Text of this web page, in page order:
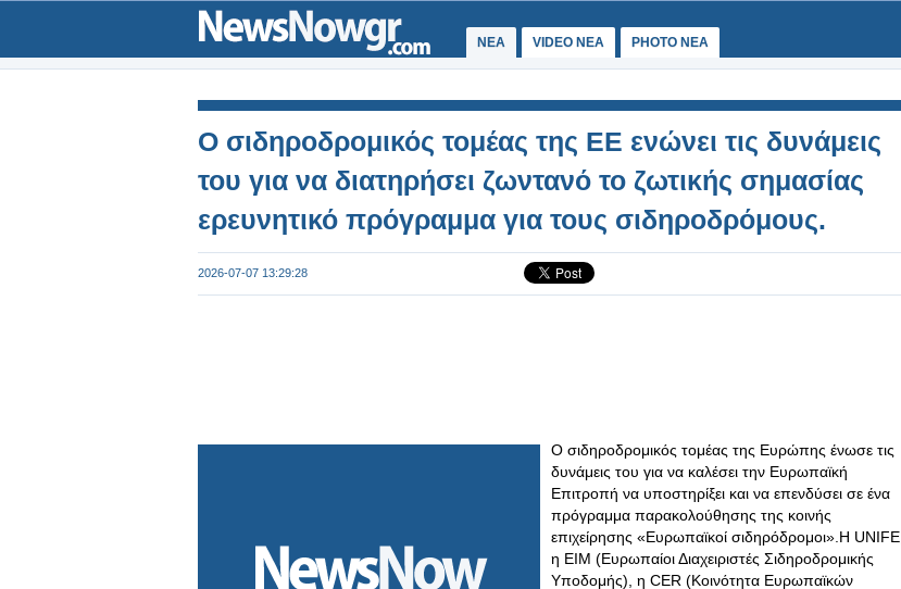
ΝΕΑ VIDEO NEA PHOTO NEA
Ο σιδηροδρομικός τομέας της ΕΕ ενώνει τις δυνάμεις
του για να διατηρήσει ζωντανό το ζωτικής σημασίας
ερευνητικό πρόγραμμα για τους σιδηροδρόμους.
2026-07-07 13:29:28
Ο σιδηροδρομικός τομέας της Ευρώπης ένωσε τις
δυνάμεις του για να καλέσει την Ευρωπαϊκή
Επιτροπή να υποστηρίξει και να επενδύσει σε ένα
πρόγραμμα παρακολούθησης της κοινής
επιχείρησης «Ευρωπαϊκοί σιδηρόδρομοι».Η UNIFE,
η EIM (Ευρωπαίοι Διαχειριστές Σιδηροδρομικής
Υποδομής), η CER (Κοινότητα Ευρωπαϊκών